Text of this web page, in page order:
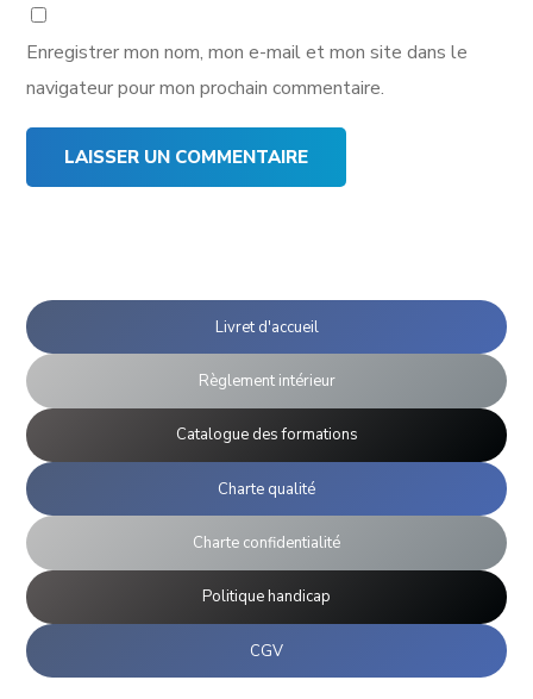
Enregistrer mon nom, mon e-mail et mon site dans le
navigateur pour mon prochain commentaire.
Livret d'accueil
Règlement intérieur
Catalogue des formations
Charte qualité
Charte confidentialité
Politique handicap
CGV